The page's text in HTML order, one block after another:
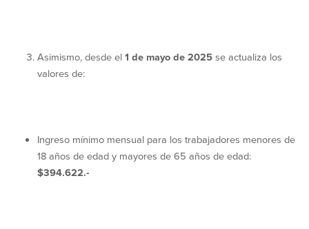
Asimismo, desde el1 de mayo de 2025se actualiza los
valores de:
Ingreso mínimo mensual para los trabajadores menores de
18 años de edad y mayores de 65 años de edad:
$394.622.-